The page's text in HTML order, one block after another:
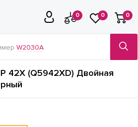
0 0 0
W2030A
42X (Q5942XD) Двойная